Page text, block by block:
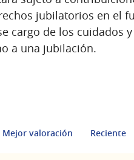
jubilatorios en el
cargo de los cuidados
a una jubilación.
Mejor valoración Reciente